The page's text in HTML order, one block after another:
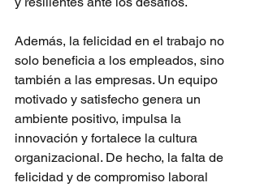
Además, la felicidad en el trabajo no
solo beneficia a los empleados, sino
también a las empresas. Un equipo
motivado y satisfecho genera un
ambiente positivo, impulsa la
innovación y fortalece la cultura
organizacional. De hecho, la falta de
felicidad y de compromiso laboral